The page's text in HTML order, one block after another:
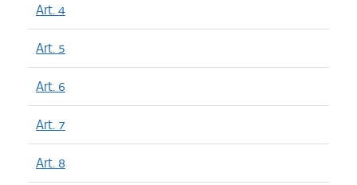
Art. 4
Art. 5
Art. 6
Art. 7
Art. 8